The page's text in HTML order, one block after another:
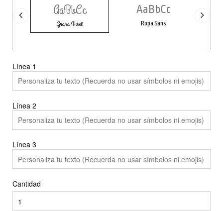
AaBbCc
Grand Hotel
AaBbCc
Ropa Sans
Línea 1
Línea 2
Línea 3
Cantidad